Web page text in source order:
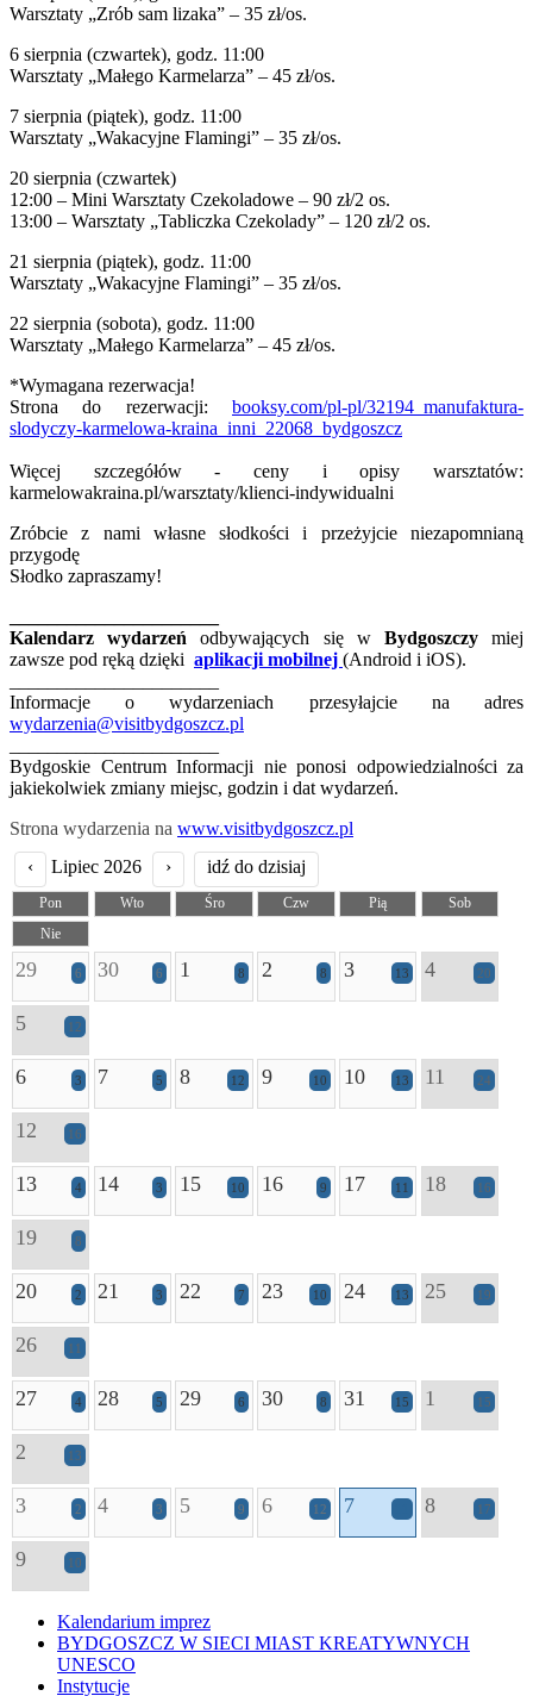
Warsztaty „Zrób sam lizaka” – 35 zł/os.
6 sierpnia (czwartek), godz. 11:00
Warsztaty „Małego Karmelarza” – 45 zł/os.
7 sierpnia (piątek), godz. 11:00
Warsztaty „Wakacyjne Flamingi” – 35 zł/os.
20 sierpnia (czwartek)
12:00 – Mini Warsztaty Czekoladowe – 90 zł/2 os.
13:00 – Warsztaty „Tabliczka Czekolady” – 120 zł/2 os.
21 sierpnia (piątek), godz. 11:00
Warsztaty „Wakacyjne Flamingi” – 35 zł/os.
22 sierpnia (sobota), godz. 11:00
Warsztaty „Małego Karmelarza” – 45 zł/os.
*Wymagana rezerwacja!
Strona do rezerwacji: booksy.com/pl-pl/32194_manufaktura-
slodyczy-karmelowa-kraina_inni_22068_bydgoszcz
Więcej szczegółów - ceny i opisy warsztatów:
karmelowakraina.pl/warsztaty/klienci-indywidualni
Zróbcie z nami własne słodkości i przeżyjcie niezapomnianą
przygodę
Słodko zapraszamy!
Kalendarz wydarzeńodbywających się w Bydgoszczymiej
zawsze pod ręką dzięki aplikacji mobilnej (Android i iOS).
Informacje o wydarzeniach przesyłajcie na adres
wydarzenia@visitbydgoszcz.pl
Bydgoskie Centrum Informacji nie ponosi odpowiedzialności za
jakiekolwiek zmiany miejsc, godzin i dat wydarzeń.
Strona wydarzenia na www.visitbydgoszcz.pl
‹
Lipiec 2026 › idź do dzisiaj
Pon Wto Śro Czw Pią
Sob
Nie
29 6 30 6 1 8 2 8 3 13 4 20
5 12
6 3 7 5 8 12 9 10 10 13 11 24
12 16
13 4 14 3 15 10 16 9 17 11 18 16
19 8
20 2 21 3 22 7 23 10 24 13 25 19
26 11
27 4 28 5 29 6 30 8 31 15 1 15
2 13
3 2 4 3 5 9 6 12 7 8 17
9 10
Kalendarium imprez
BYDGOSZCZ W SIECI MIAST KREATYWNYCH
UNESCO
Instytucje